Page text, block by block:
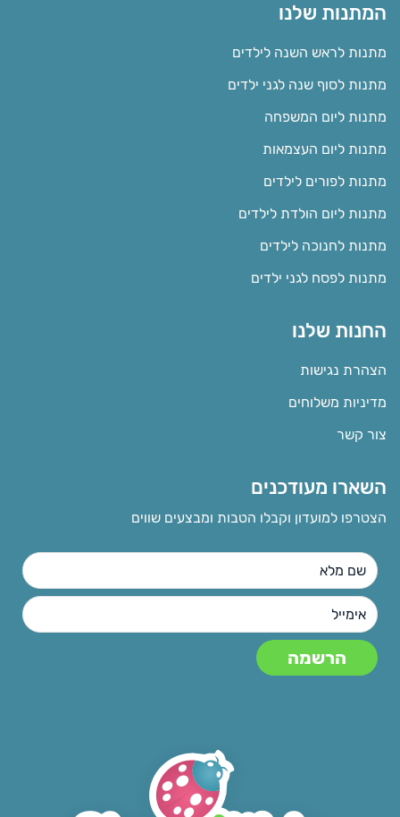
המתנות שלנו
מתנות לראש השנה לילדים
מתנות לסוף שנה לגני ילדים
מתנות ליום המשפחה
מתנות ליום העצמאות
מתנות לפורים לילדים
מתנות ליום הולדת לילדים
מתנות לחנוכה לילדים
מתנות לפסח לגני ילדים
החנות שלנו
הצהרת נגישות
מדיניות משלוחים
צור קשר
השארו מעודכנים
הצטרפו למועדון וקבלו הטבות ומבצעים שווים